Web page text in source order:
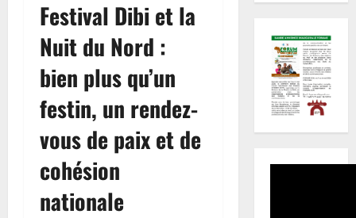
Festival Dibi et la
Nuit du Nord :
bien plus qu’un
festin, un rendez-
vous de paix et de
cohésion
nationale